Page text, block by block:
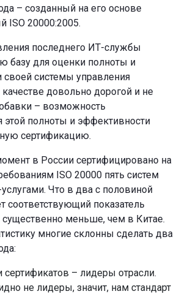
– созданный на его основе
ISO 20000:2005.
последнего ИТ-службы
базу для оценки полноты и
своей системы управления
довольно дорогой и не
– возможность
этой полноты и эффективности
сертификацию.
в России сертифицировано на
ISO 20000 пять систем
Что в два с половиной
соответствующий показатель
меньше, чем в Китае.
многие склонны сделать два
сертификатов – лидеры отрасли.
не лидеры, значит, нам стандарт